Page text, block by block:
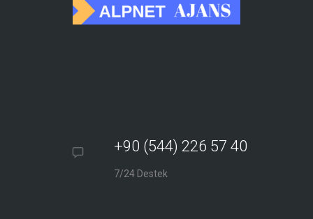
+90 (544) 226 57 40
7/24 Destek